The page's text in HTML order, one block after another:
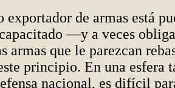
exportador de armas está
—y a veces
armas que le parezcan
principio. En una esfera
nacional, es difícil